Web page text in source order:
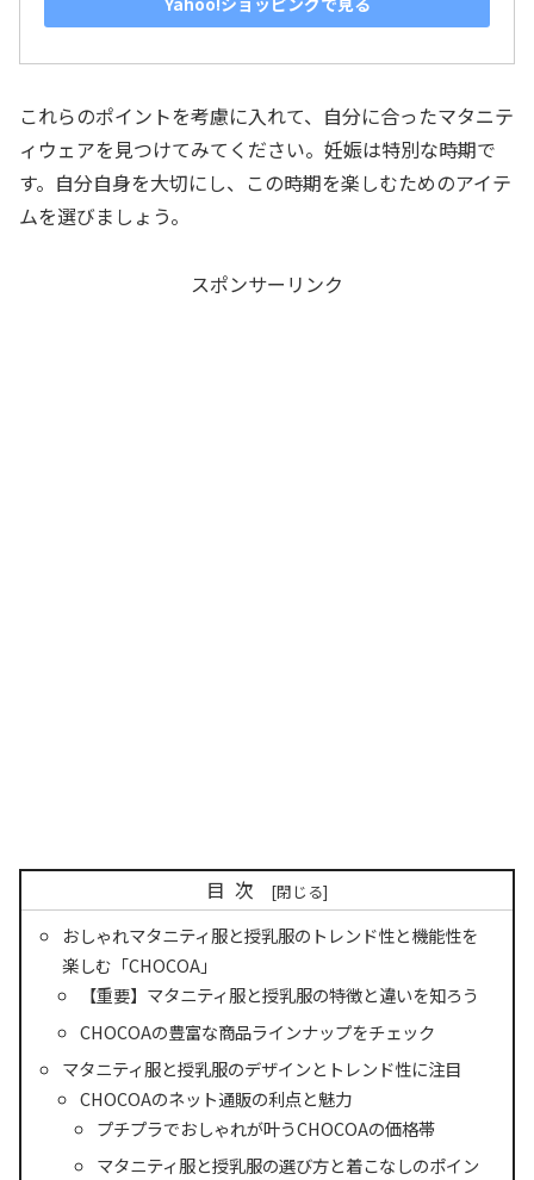
これらのポイントを考慮に入れて、自分に合ったマタニテ
ィウェアを見つけてみてください。妊娠は特別な時期で
す。自分自身を大切にし、この時期を楽しむためのアイテ
ムを選びましょう。
スポンサーリンク
目次
おしゃれマタニティ服と授乳服のトレンド性と機能性を
楽しむ「CHOCOA」
【重要】マタニティ服と授乳服の特徴と違いを知ろう
CHOCOAの豊富な商品ラインナップをチェック
マタニティ服と授乳服のデザインとトレンド性に注目
CHOCOAのネット通販の利点と魅力
プチプラでおしゃれが叶うCHOCOAの価格帯
マタニティ服と授乳服の選び方と着こなしのポイン